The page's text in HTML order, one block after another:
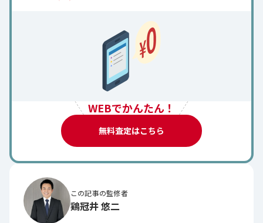
WEBでかんたん！
無料査定はこちら
この記事の監修者
鶏冠井 悠二